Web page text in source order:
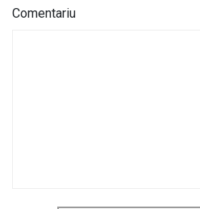
Comentariu